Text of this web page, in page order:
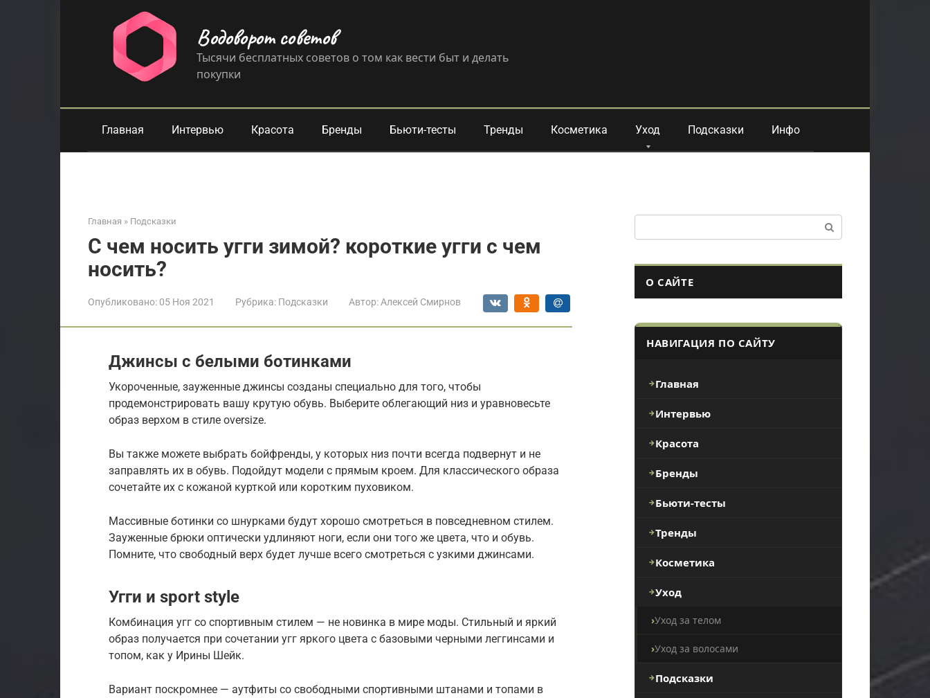
Водоворот советов
Тысячи бесплатных советов о том как вести быт и делать
покупки
Главная Интервью Красота Бренды Бьюти-тесты Тренды Косметика Уход Подсказки Инфо
Главная » Подсказки
С чем носить угги зимой? короткие угги с чем
носить?
Опубликовано: 05 Ноя 2021 Рубрика: Подсказки Автор: Алексей Смирнов
Джинсы с белыми ботинками
Укороченные, зауженные джинсы созданы специально для того, чтобы
продемонстрировать вашу крутую обувь. Выберите облегающий низ и уравновесьте
образ верхом в стиле oversize.
Вы также можете выбрать бойфренды, у которых низ почти всегда подвернут и не
заправлять их в обувь. Подойдут модели с прямым кроем. Для классического образа
сочетайте их с кожаной курткой или коротким пуховиком.
Массивные ботинки со шнурками будут хорошо смотреться в повседневном стилем.
Зауженные брюки оптически удлиняют ноги, если они того же цвета, что и обувь.
Помните, что свободный верх будет лучше всего смотреться с узкими джинсами.
Угги и sport style
Комбинация угг со спортивным стилем — не новинка в мире моды. Стильный и яркий
образ получается при сочетании угг яркого цвета с базовыми черными леггинсами и
топом, как у Ирины Шейк.
Вариант поскромнее — аутфиты со свободными спортивными штанами и топами в
О САЙТЕ
НАВИГАЦИЯ ПО САЙТУ
Главная
Интервью
Красота
Бренды
Бьюти-тесты
Тренды
Косметика
Уход
Уход за телом
Уход за волосами
Подсказки